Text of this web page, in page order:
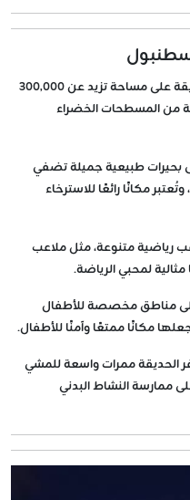
على مساحة تزيد عن300,000
من المسطحات الخضراء
بحيرات طبيعية جميلة تضفي
مكانًا رائعًا للاسترخاء
رياضية متنوعة، مثل ملاعب
لمحبي الرياضة.
مناطق مخصصة للأطفال
مكانًا ممتعًا وآمنًا للأطفال.
الحديقة ممرات واسعة للمشي
ممارسة النشاط البدني